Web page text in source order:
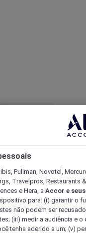
Pullman, Novotel,
Travelpros, Restaurants
e Hera, a Accor e
para: (i) garantir o
não podem ser
(iii) medir a audiência e
tenha aderido a um; (v)